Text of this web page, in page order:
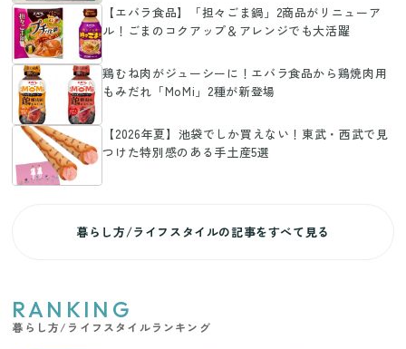
【エバラ食品】「担々ごま鍋」2商品がリニューア
ル！ごまのコクアップ＆アレンジでも大活躍
鶏むね肉がジューシーに！エバラ食品から鶏焼肉用
もみだれ「MoMi」2種が新登場
【2026年夏】池袋でしか買えない！東武・西武で見
つけた特別感のある手土産5選
暮らし方/ライフスタイルの記事をすべて見る
RANKING
暮らし方/ライフスタイルランキング